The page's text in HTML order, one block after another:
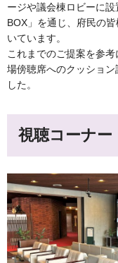
ージや議会棟ロビーに
BOX」を通じ、府民の
いています。
これまでのご提案を参
場傍聴席へのクッショ
した。
視聴コーナー